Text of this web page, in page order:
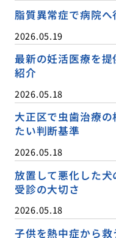
脂質異常症で病院
2026.05.19
最新の妊活医療を
紹介
2026.05.18
大正区で虫歯治療
たい判断基準
2026.05.18
放置して悪化した
受診の大切さ
2026.05.18
子供を熱中症から